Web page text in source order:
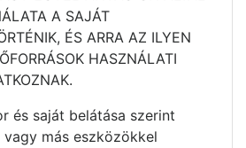
A SAJÁT
ÉS ARRA AZ ILYEN
HASZNÁLATI
és saját belátása szerint
más eszközökkel